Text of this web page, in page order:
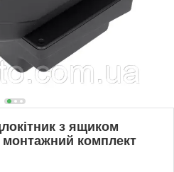
з ящиком
комплект